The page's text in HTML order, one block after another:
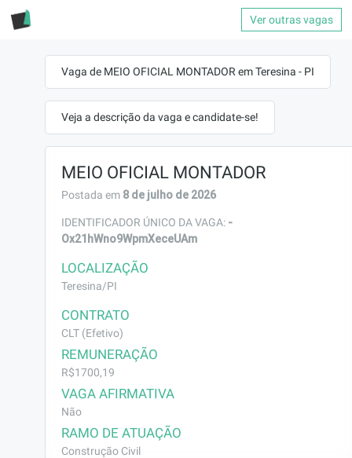
Ver outras vagas
Vaga de MEIO OFICIAL MONTADOR em Teresina - PI
Veja a descrição da vaga e candidate-se!
MEIO OFICIAL MONTADOR
Postada em 8 de julho de 2026
IDENTIFICADOR ÚNICO DA VAGA: -
Ox21hWno9WpmXeceUAm
LOCALIZAÇÃO
Teresina/PI
CONTRATO
CLT (Efetivo)
REMUNERAÇÃO
R$1700,19
VAGA AFIRMATIVA
Não
RAMO DE ATUAÇÃO
Construção Civil